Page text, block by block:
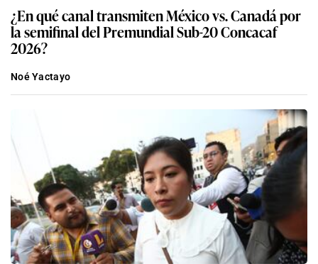
¿En qué canal transmiten México vs. Canadá por
la semifinal del Premundial Sub-20 Concacaf
2026?
Noé Yactayo